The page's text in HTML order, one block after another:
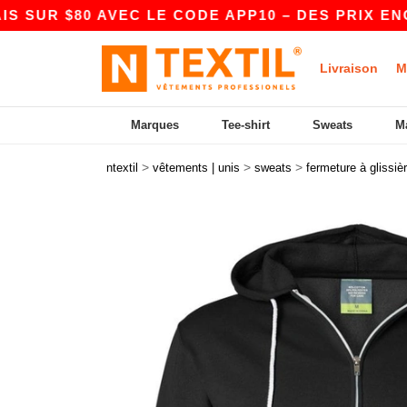
$80 AVEC LE CODE APP10 – DES PRIX
Livraison
Marques Tee-shirt Sweats
ntextil > vêtements | unis > sweats > fermeture à